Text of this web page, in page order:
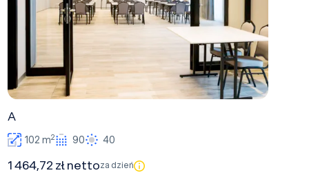
A
102 m2 90 40
1 464,72 zł nettoza dzień